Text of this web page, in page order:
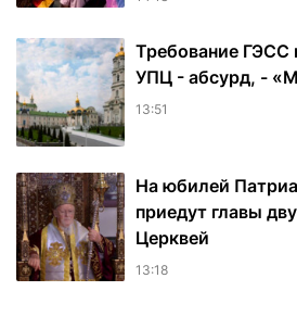
Требование ГЭСС
УПЦ - абсурд, -
13:51
На юбилей
приедут главы
Церквей
13:18